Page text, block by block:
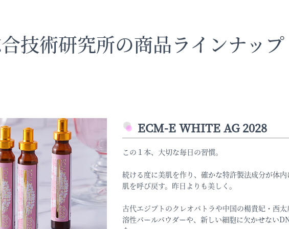
技術研究所の商品ラインナップ
ECM-E WHITE AG 2028
この１本、大切な毎日の習慣。
続ける度に美肌を作り、確かな特許製法成分が体
肌を呼び戻す。昨日よりも美しく。
古代エジプトのクレオパトラや中国の楊貴妃・西
溶性パールパウダーや、新しい細胞に欠かせない